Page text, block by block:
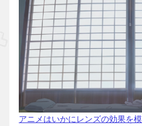
アニメはいかにレンズの効果を